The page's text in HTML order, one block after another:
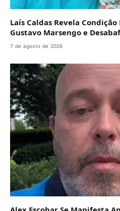
Laís Caldas Revela
Gustavo Marsengo e
7 de agosto de 2026